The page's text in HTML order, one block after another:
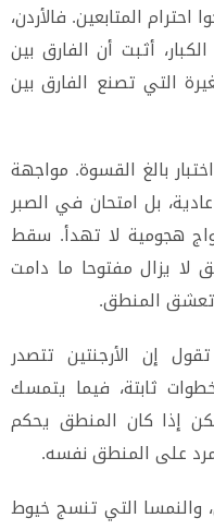
المتابعين. فالأردن،
أثبت أن الفارق بين
التي تصنع الفارق بين
بالغ القسوة. مواجهة
بل امتحان في الصبر
هجومية لا تهدأ. سقط
لا يزال مفتوحا ما دامت
تعشق المنطق.
إن الأرجنتين تتصدر
ثابتة، فيما يتمسك
لكن إذا كان المنطق يحكم
على المنطق نفسه.
والنمسا التي تنسج خيوط